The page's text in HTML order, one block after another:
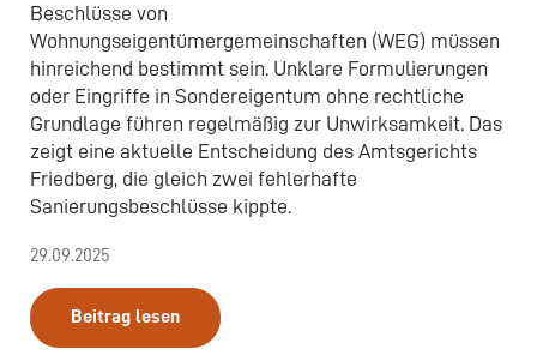
Beschlüsse von
Wohnungseigentümergemeinschaften (WEG) müssen
hinreichend bestimmt sein. Unklare Formulierungen
oder Eingriffe in Sondereigentum ohne rechtliche
Grundlage führen regelmäßig zur Unwirksamkeit. Das
zeigt eine aktuelle Entscheidung des Amtsgerichts
Friedberg, die gleich zwei fehlerhafte
Sanierungsbeschlüsse kippte.
29.09.2025
Beitrag lesen